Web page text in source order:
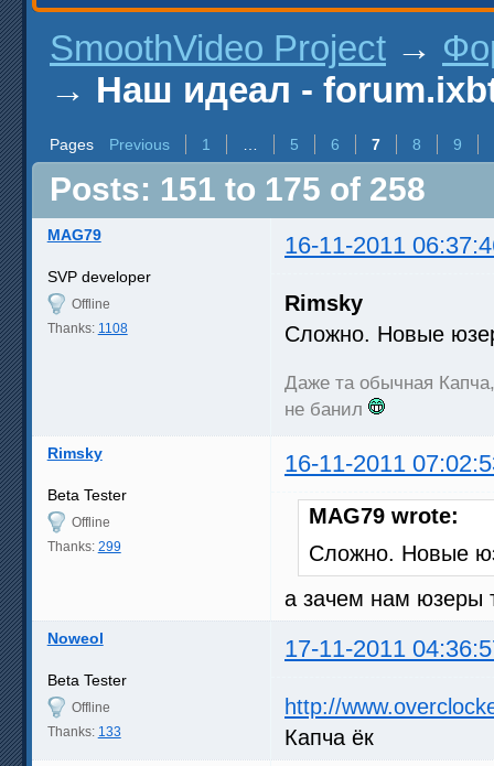
SmoothVideo Project →
→ Наш идеал -
Pages Previous 1 5 6 7 8 9
Posts: 151 to 175 of 258
MAG79 16-11-2011
SVP developer
Offline
Thanks: 1108
Rimsky
Сложно. Новые
Даже та обычная
не банил
Rimsky 16-11-2011
Beta Tester
Offline
Thanks: 299
MAG79 wrote:
Сложно. Новые
а зачем нам юзеры
Noweol 17-11-2011
Beta Tester
Offline
Thanks: 133
http://
Капча ёк